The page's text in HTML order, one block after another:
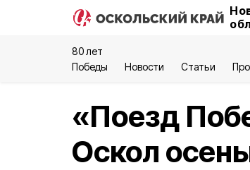
80 лет
Победы
Новости Статьи
«Поезд
Оскол